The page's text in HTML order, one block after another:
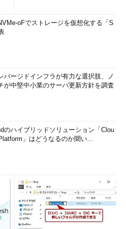
oFでストレージを仮想化する「S
バージドインフラが有力な選択肢、ノ
が中堅中小業のサーバ更新方針を調査
のハイブリッドソリューション「Clou
」はどうなるのか聞い...